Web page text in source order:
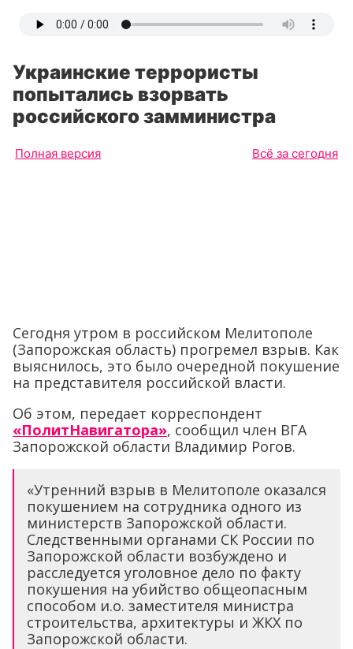
Украинские террористы
попытались взорвать
российского замминистра
Полная версия Всё за сегодня
Сегодня утром в российском Мелитополе
(Запорожская область) прогремел взрыв. Как
выяснилось, это было очередной покушение
на представителя российской власти.
Об этом, передает корреспондент
«ПолитНавигатора», сообщил член ВГА
Запорожской области Владимир Рогов.
«Утренний взрыв в Мелитополе оказался
покушением на сотрудника одного из
министерств Запорожской области.
Следственными органами СК России по
Запорожской области возбуждено и
расследуется уголовное дело по факту
покушения на убийство общеопасным
способом и.о. заместителя министра
строительства, архитектуры и ЖКХ по
Запорожской области.